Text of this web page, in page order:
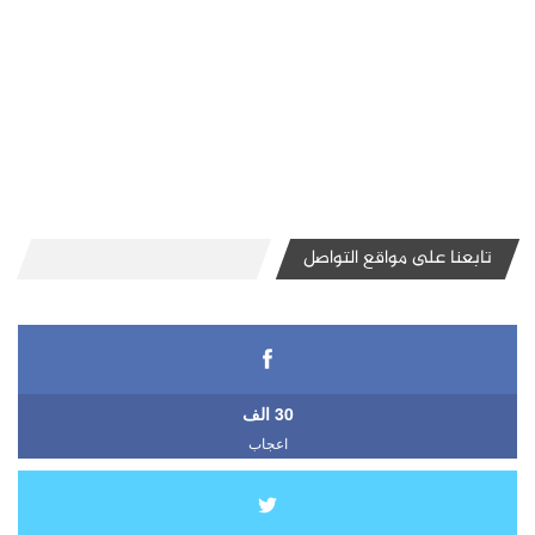
تابعنا على مواقع التواصل
30 الف
اعجاب